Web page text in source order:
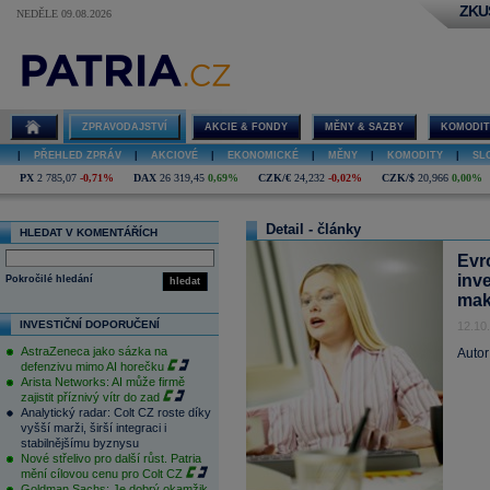
NEDĚLE 09.08.2026
ZPRAVODAJSTVÍ AKCIE & FONDY MĚNY & SAZBY
PŘEHLED ZPRÁV AKCIOVÉ EKONOMICKÉ MĚNY KOMODITY
PX 2 785,07 -0,71% DAX 26 319,45 0,69% CZK/€ 24,232 -0,02% CZK/$ 20,966 0,00%
HLEDAT V KOMENTÁŘÍCH
hledat
Pokročilé hledání
INVESTIČNÍ DOPORUČENÍ
AstraZeneca jako sázka na
defenzivu mimo AI horečku
Arista Networks: AI může firmě
zajistit příznivý vítr do zad
Analytický radar: Colt CZ roste díky
vyšší marži, širší integraci i
stabilnějšímu byznysu
Nové střelivo pro další růst. Patria
mění cílovou cenu pro Colt CZ
Detail - články